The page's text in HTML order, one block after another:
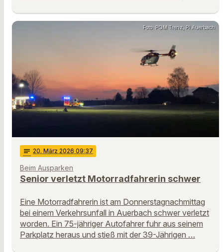
Foto: POM Trenz, PI Auerbach
notes 20. März 2026 09:37
Beim Ausparken
Senior verletzt Motorradfahrerin schwer
Eine Motorradfahrerin ist am Donnerstagnachmittag
bei einem Verkehrsunfall in Auerbach schwer verletzt
worden. Ein 75-jähriger Autofahrer fuhr aus seinem
Parkplatz heraus und stieß mit der 39-Jährigen …